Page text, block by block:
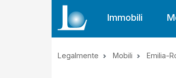
Immobili
Legalmente Mobili Emilia-